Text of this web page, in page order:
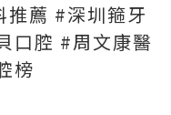
薦 #深圳箍牙
口腔 #周文康醫
榜